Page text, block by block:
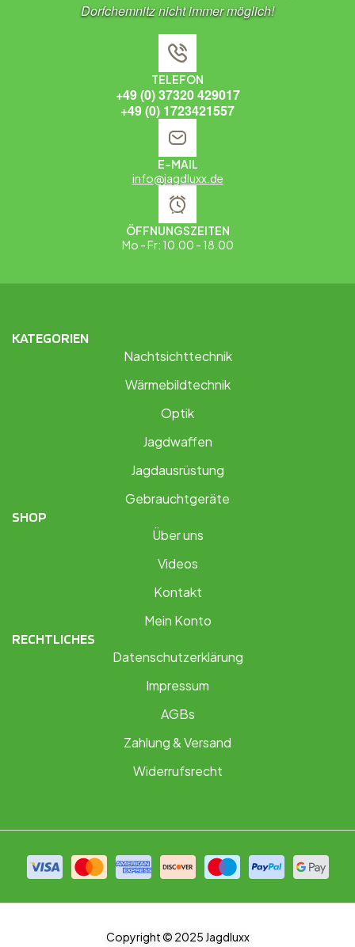
Dorfchemnitz nicht immer möglich!
TELEFON
+49 (0) 37320 429017
+49 (0) 1723421557
E-MAIL
info@jagdluxx.de
ÖFFNUNGSZEITEN
Mo - Fr: 10.00 - 18.00
KATEGORIEN
Nachtsichttechnik
Wärmebildtechnik
Optik
Jagdwaffen
Jagdausrüstung
Gebrauchtgeräte
SHOP
Über uns
Videos
Kontakt
Mein Konto
RECHTLICHES
Datenschutzerklärung
Impressum
AGBs
Zahlung & Versand
Widerrufsrecht
Copyright © 2025 Jagdluxx